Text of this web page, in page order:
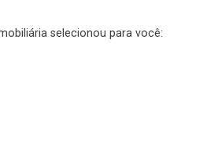
selecionou para você: